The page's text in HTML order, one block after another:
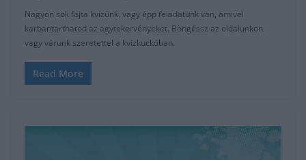
Nagyon sok fajta kvízünk, vagy épp feladatunk van, amivel
karbantarthatod az agytekervényeket. Böngéssz az oldalunkon
vagy várunk szeretettel a kvízkuckóban.
Read More